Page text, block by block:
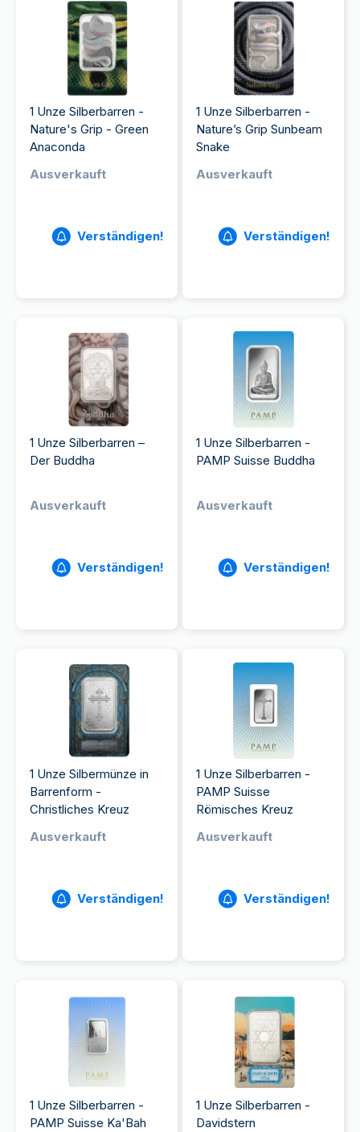
1 Unze Silberbarren -
Nature's Grip - Green
Anaconda
Ausverkauft
Verständigen!
1 Unze Silberbarren -
Nature’s Grip Sunbeam
Snake​
Ausverkauft
Verständigen!
1 Unze Silberbarren –
Der Buddha
Ausverkauft
Verständigen!
1 Unze Silberbarren -
PAMP Suisse Buddha
Ausverkauft
Verständigen!
1 Unze Silbermünze in
Barrenform -
Christliches Kreuz
Ausverkauft
Verständigen!
1 Unze Silberbarren -
PAMP Suisse
Römisches Kreuz
Ausverkauft
Verständigen!
1 Unze Silberbarren -
PAMP Suisse Ka'Bah
1 Unze Silberbarren -
Davidstern